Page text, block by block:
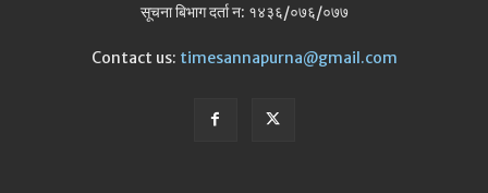
सूचना बिभाग दर्ता न: १४३६/०७६/०७७
Contact us: timesannapurna@gmail.com